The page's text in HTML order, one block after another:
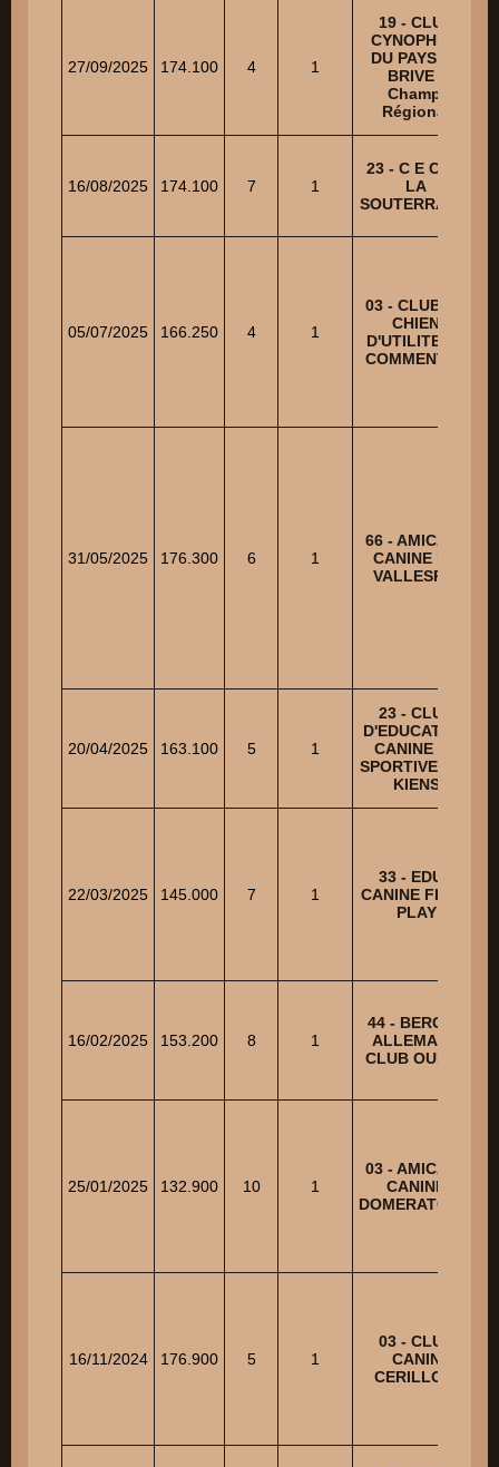
27/09/2025 174.100 4 1
19 - CLUB
CYNOPHILE
DU PAYS DE
BRIVE -
Champ.
Régional
16/08/2025 174.100 7 1
23 - C E C DE
LA
SOUTERRAINE
05/07/2025 166.250 4 1
03 - CLUB DU
CHIEN
D'UTILITE DE
COMMENTRY
31/05/2025 176.300 6 1
66 - AMICALE
CANINE DU
VALLESPIR
20/04/2025 163.100 5 1
23 - CLUB
D'EDUCATION
CANINE ET
SPORTIVE LES
KIENS
22/03/2025 145.000 7 1
33 - EDUC
CANINE FLAIR
PLAY
16/02/2025 153.200 8 1
44 - BERGER
ALLEMAND
CLUB OUEST
25/01/2025 132.900 10 1
03 - AMICALE
CANINE
DOMERATOISE
16/11/2024 176.900 5 1
03 - CLUB
CANIN
CERILLOIS